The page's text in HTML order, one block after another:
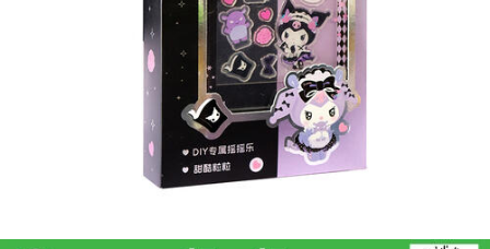
娃娃，芭比，收藏公仔
游戏及拼图系列
益智学习玩具